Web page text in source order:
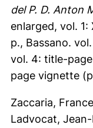
del P. D. Anton
enlarged, vol.
p., Bassano.
vol. 4: title-
page vignette
Zaccaria,
Ladvocat,